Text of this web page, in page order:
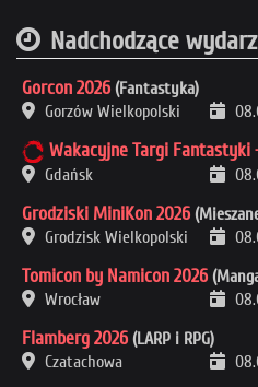
Nadchodzące
Gorcon 2026 (Fantastyka)
Gorzów Wielkopolski
Wakacyjne Targi Fantastyki
Gdańsk
Grodziski MiniKon 2026
Grodzisk Wielkopolski
Tomicon by Namicon 2026
Wrocław
Flamberg 2026 (LARP i RPG)
Czatachowa